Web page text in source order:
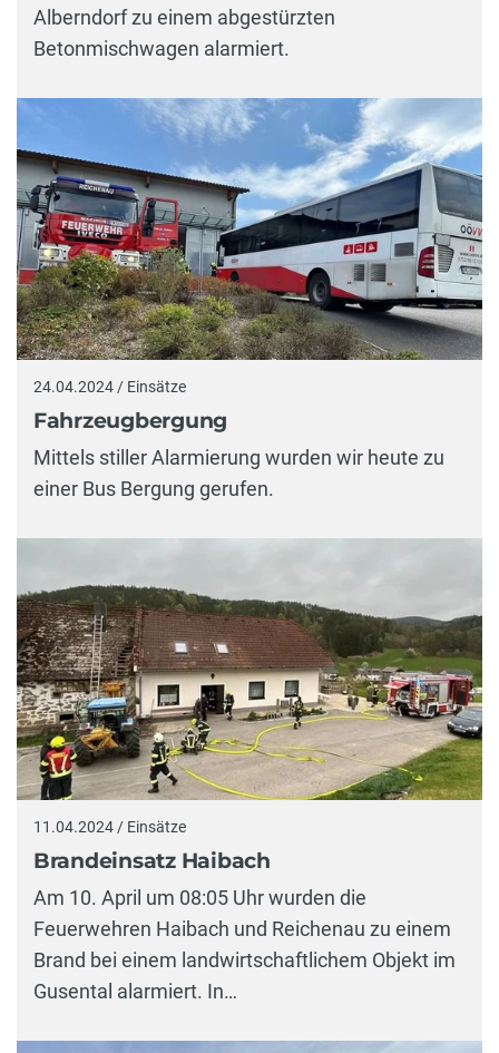
Alberndorf zu einem abgestürzten
Betonmischwagen alarmiert.
24.04.2024 / Einsätze
Fahrzeugbergung
Mittels stiller Alarmierung wurden wir heute zu
einer Bus Bergung gerufen.
11.04.2024 / Einsätze
Brandeinsatz Haibach
Am 10. April um 08:05 Uhr wurden die
Feuerwehren Haibach und Reichenau zu einem
Brand bei einem landwirtschaftlichem Objekt im
Gusental alarmiert. In…